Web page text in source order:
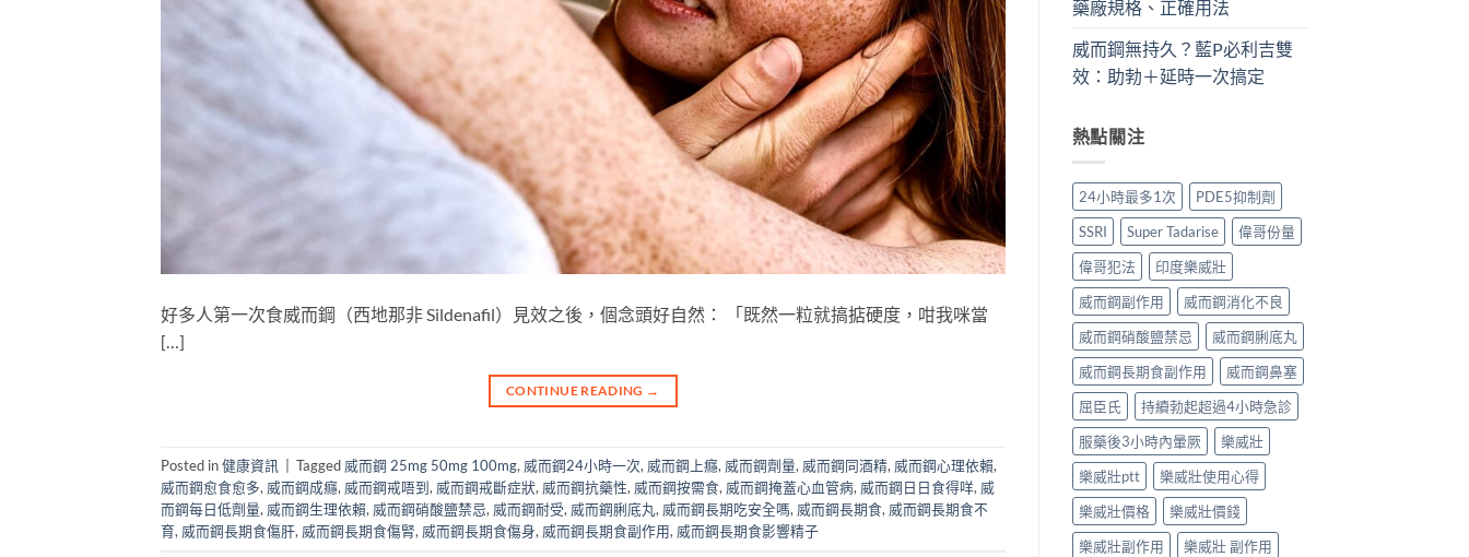
好多人第一次食威而鋼（西地那非 Sildenafil）見效之後，個念頭好自然： 「既然一粒就搞掂硬度，咁我咪當
[…]
CONTINUE READING →
Posted in健康資訊 Tagged 威而鋼 25mg 50mg 100mg, 威而鋼24小時一次, 威而鋼上癮, 威而鋼劑量, 威而鋼同酒精, 威而鋼心理依賴,
威而鋼愈食愈多, 威而鋼成癮, 威而鋼戒唔到, 威而鋼戒斷症狀, 威而鋼抗藥性, 威而鋼按需食, 威而鋼掩蓋心血管病, 威而鋼日日食得咩, 威
而鋼每日低劑量, 威而鋼生理依賴, 威而鋼硝酸鹽禁忌, 威而鋼耐受, 威而鋼脷底丸, 威而鋼長期吃安全嗎, 威而鋼長期食, 威而鋼長期食不
育, 威而鋼長期食傷肝, 威而鋼長期食傷腎, 威而鋼長期食傷身, 威而鋼長期食副作用, 威而鋼長期食影響精子
藥廠規格、正確用法
威而鋼無持久？藍P必利吉雙
效：助勃＋延時一次搞定
熱點關注
24小時最多1次
PDE5抑制劑
SSRI
Super Tadarise
偉哥份量
偉哥犯法
印度樂威壯
威而鋼副作用
威而鋼消化不良
威而鋼硝酸鹽禁忌
威而鋼脷底丸
威而鋼長期食副作用
威而鋼鼻塞
屈臣氏
持續勃起超過4小時急診
服藥後3小時內暈厥
樂威壯
樂威壯ptt
樂威壯使用心得
樂威壯價格
樂威壯價錢
樂威壯副作用
樂威壯 副作用